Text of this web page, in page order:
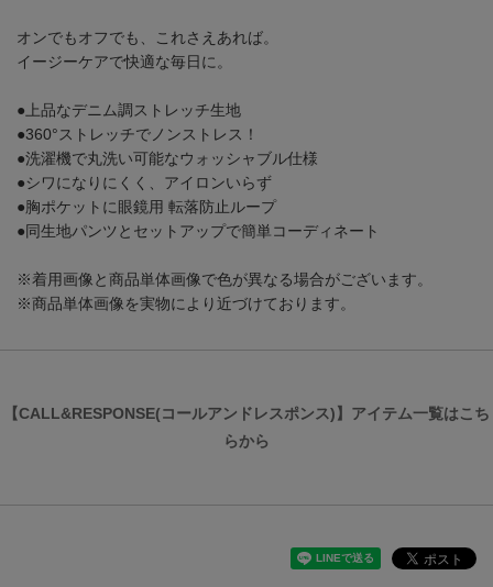
オンでもオフでも、これさえあれば。
イージーケアで快適な毎日に。
●上品なデニム調ストレッチ生地
●360°ストレッチでノンストレス！
●洗濯機で丸洗い可能なウォッシャブル仕様
●シワになりにくく、アイロンいらず
●胸ポケットに眼鏡用 転落防止ループ
●同生地パンツとセットアップで簡単コーディネート
※着用画像と商品単体画像で色が異なる場合がございます。
※商品単体画像を実物により近づけております。
【CALL&RESPONSE(コールアンドレスポンス)】アイテム一覧はこち
らから